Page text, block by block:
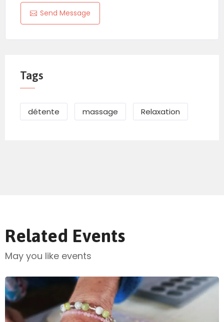
Send Message
Tags
détente massage Relaxation
Related Events
May you like events